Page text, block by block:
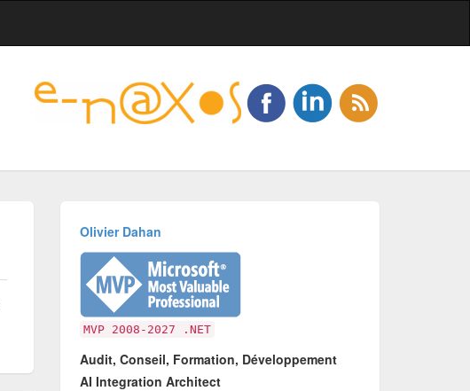
Olivier Dahan
MVP 2008-2027 .NET
Audit, Conseil, Formation, Développement
AI Integration Architect